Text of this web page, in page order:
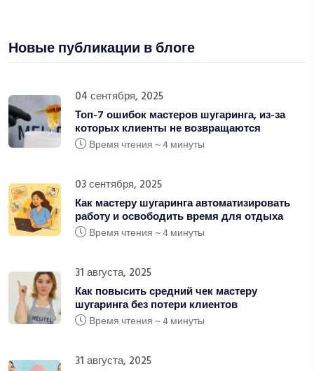
Новые публикации в блоге
04 сентября, 2025
Топ-7 ошибок мастеров шугаринга, из-за
которых клиенты не возвращаются
Время чтения ~ 4 минуты
03 сентября, 2025
Как мастеру шугаринга автоматизировать
работу и освободить время для отдыха
Время чтения ~ 4 минуты
31 августа, 2025
Как повысить средний чек мастеру
шугаринга без потери клиентов
Время чтения ~ 4 минуты
31 августа, 2025